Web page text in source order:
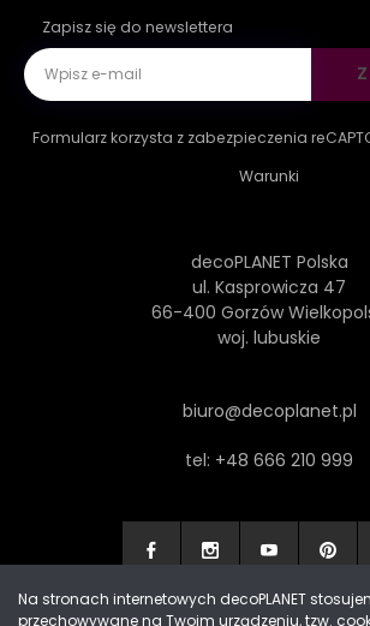
Zapisz się do newslettera
Formularz korzysta z zabezpieczenia
Warunki
decoPLANET Polska
ul. Kasprowicza 47
66-400 Gorzów
woj. lubuskie
biuro@decoplanet.pl
tel: +48 666 210 999
Na stronach internetowych decoPLANET
przechowywane na Twoim urządzeniu, tzw.